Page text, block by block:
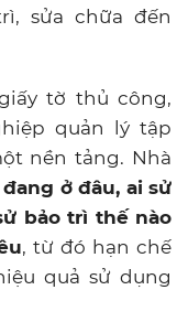
sửa chữa đến
tờ thủ công,
quản lý tập
nền tảng. Nhà
ở đâu, ai sử
bảo trì thế nào
, từ đó hạn chế
quả sử dụng